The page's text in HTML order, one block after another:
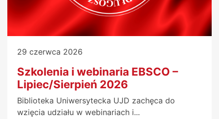
29 czerwca 2026
Szkolenia i webinaria EBSCO –
Lipiec/Sierpień 2026
Biblioteka Uniwersytecka UJD zachęca do
wzięcia udziału w webinariach i...